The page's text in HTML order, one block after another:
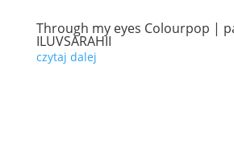
Through my eyes Colourpop |
ILUVSARAHII
czytaj dalej